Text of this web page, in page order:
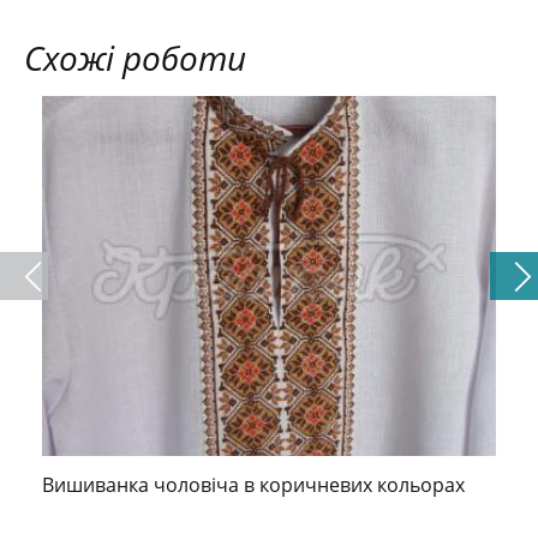
Схожі роботи
Вишиванка чоловіча в коричневих кольорах